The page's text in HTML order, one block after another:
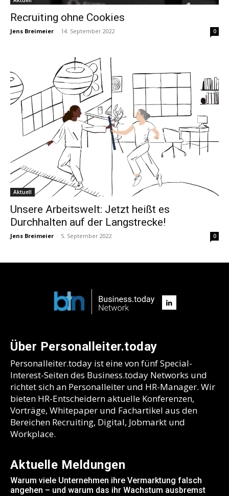
Recruiting ohne Cookies
Jens Breimeier - 14. September 2022 0
Aktuell
Unsere Arbeitswelt: Jetzt heißt es
Durchhalten auf der Langstrecke!
Jens Breimeier - 5. September 2022 0
Über Personalleiter.today
Personalleiter.today ist eine von fünf Special-
Interest-Seiten des Business.today Networks und
richtet sich an Personalleiter und HR-Manager. Wir
bieten HR-Entscheidern aktuelle Konferenzen,
Vorträge, Whitepaper und Fachartikel aus den
Bereichen Recruiting, Digital, Jobmarkt und
Workplace.
Aktuelle Meldungen
Warum viele Unternehmen ihre Vermarktung falsch
angehen – und warum das ihr Wachstum ausbremst